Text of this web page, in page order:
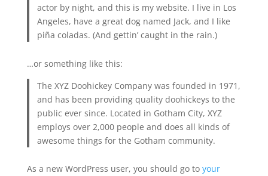
actor by night, and this is my website. I live in Los
Angeles, have a great dog named Jack, and I like
piña coladas. (And gettin’ caught in the rain.)
…or something like this:
The XYZ Doohickey Company was founded in 1971,
and has been providing quality doohickeys to the
public ever since. Located in Gotham City, XYZ
employs over 2,000 people and does all kinds of
awesome things for the Gotham community.
As a new WordPress user, you should go to your